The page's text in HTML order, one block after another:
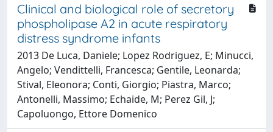
Clinical and biological role of secretory
phospholipase A2 in acute respiratory
distress syndrome infants
2013 De Luca, Daniele; Lopez Rodriguez, E; Minucci,
Angelo; Vendittelli, Francesca; Gentile, Leonarda;
Stival, Eleonora; Conti, Giorgio; Piastra, Marco;
Antonelli, Massimo; Echaide, M; Perez Gil, J;
Capoluongo, Ettore Domenico